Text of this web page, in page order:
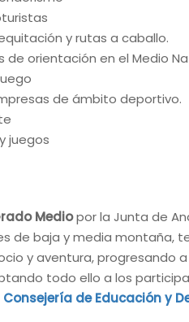
y rutas a caballo.
de orientación en el Medio
de ámbito deportivo.
juegos
Mediopor la Junta de
de baja y media montaña,
y aventura, progresando
todo ello a los
Consejería de Educación y